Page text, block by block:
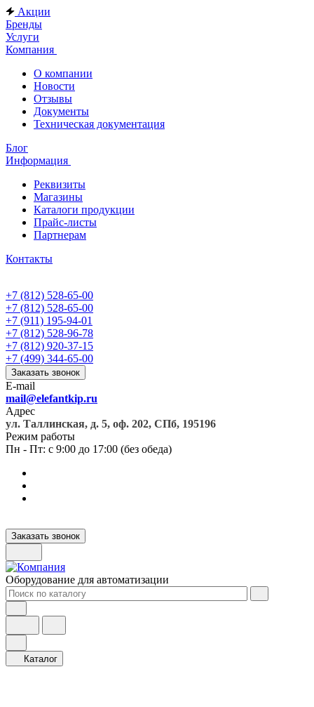
Акции
Бренды
Услуги
Компания
О компании
Новости
Отзывы
Документы
Техническая документация
Блог
Информация
Реквизиты
Магазины
Каталоги продукции
Прайс-листы
Партнерам
Контакты
+7 (812) 528-65-00
+7 (812) 528-65-00
+7 (911) 195-94-01
+7 (812) 528-96-78
+7 (812) 920-37-15
+7 (499) 344-65-00
Заказать звонок
E-mail
mail@elefantkip.ru
Адрес
ул. Таллинская, д. 5, оф. 202, СПб, 195196
Режим работы
Пн - Пт: с 9:00 до 17:00 (без обеда)
Заказать звонок
Оборудование для автоматизации
Каталог